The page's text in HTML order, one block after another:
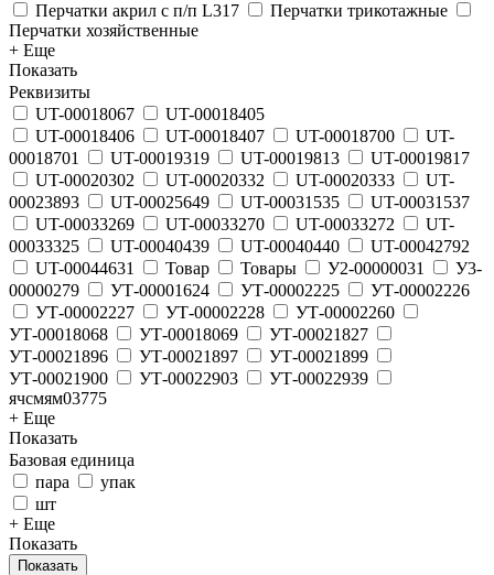
Перчатки акрил с п/п L317
Перчатки трикотажные
Перчатки хозяйственные
+ Еще
Показать
Реквизиты
UT-00018067
UT-00018405
UT-00018406
UT-00018407 UT-00018700
UT-
00018701
UT-00019319 UT-00019813
UT-00019817
UT-00020302
UT-00020332 UT-00020333
UT-
00023893
UT-00025649 UT-00031535
UT-00031537
UT-00033269
UT-00033270 UT-00033272
UT-
00033325
UT-00040439 UT-00040440
UT-00042792
UT-00044631
Товар Товары У2-00000031
У3-
00000279
УТ-00001624 УТ-00002225
УТ-00002226
УТ-00002227
УТ-00002228
УТ-00002260
УТ-00018068
УТ-00018069
УТ-00021827
УТ-00021896
УТ-00021897
УТ-00021899
УТ-00021900
УТ-00022903
УТ-00022939
ячсмям03775
+ Еще
Показать
Базовая единица
пара
упак
шт
+ Еще
Показать
Показать